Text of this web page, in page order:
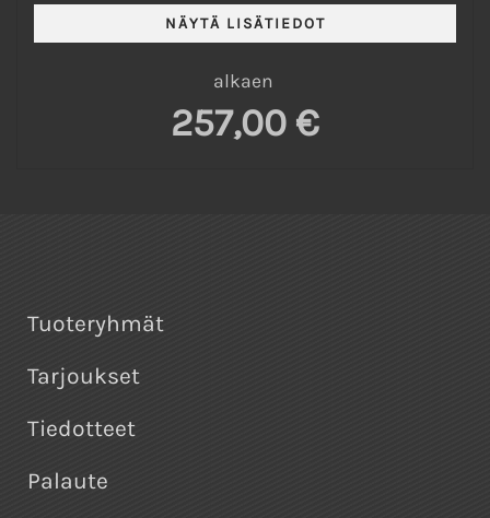
alkaen
257,00 €
Tuoteryhmät
Tarjoukset
Tiedotteet
Palaute